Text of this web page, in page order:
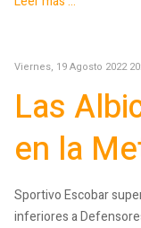
Viernes, 19 Agosto 2022
Las
en la
Sportivo Escobar
inferiores a